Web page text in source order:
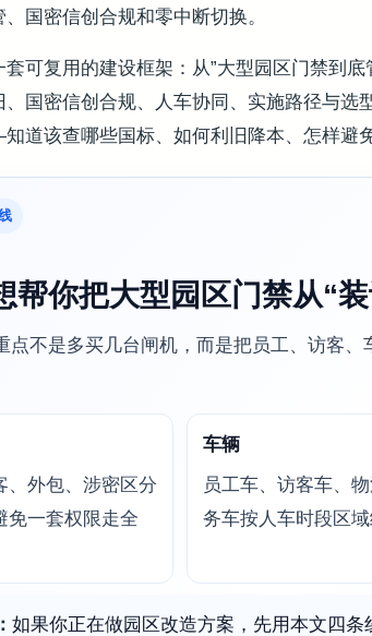
国密信创合规和零中断切换。
可复用的建设框架：从”大型园区门禁到
、国密信创合规、人车协同、实施路径与选
道该查哪些国标、如何利旧降本、怎样避
帮你把大型园区门禁从“
点不是多买几台闸机，而是把员工、访客
、外包、涉密区分
免一套权限走全
车辆
员工车、访客车、
务车按人车时段区域
如果你正在做园区改造方案，先用本文四条